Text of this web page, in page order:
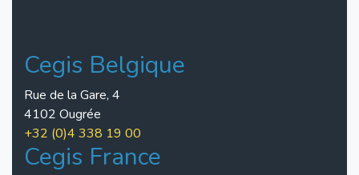
Cegis Belgique
Rue de la Gare, 4
4102 Ougrée
+32 (0)4 338 19 00
Cegis France